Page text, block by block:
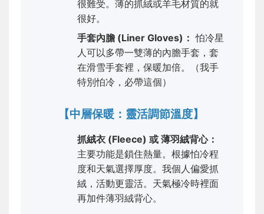
很難受。薄的抓絨或羊毛材質的就
很好。
手套內膽 (Liner Gloves)： 怕冷星
人可以多帶一雙薄的內膽手套，套
在滑雪手套裡，保暖加倍。（我手
特別怕冷，必帶這個）
【中層保暖：靈活調節溫度】
抓絨衣 (Fleece) 或 薄羽絨背心：
主要功能是鎖住熱量。根據怕冷程
度和天氣選擇厚度。我個人偏愛抓
絨，活動更靈活。天氣極冷時裡面
再加件薄羽絨背心。